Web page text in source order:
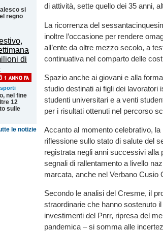
si
regno
nel fine
12
sulle
le notizie
di attività, sette quello dei 35 anni,
La ricorrenza del
inoltre l’occasione per rendere
all’ente da oltre mezzo secolo, a
continuativa nel comparto delle
Spazio anche ai giovani e alla
studio destinati ai figli dei lavoratori
studenti universitari e a venti
per i risultati ottenuti nel percorso
Accanto al momento celebrativo, la
riflessione sullo stato di salute del
registrata negli anni successivi alla
segnali di rallentamento a livello
marcata, anche nel Verbano Cusio
Secondo le analisi del Cresme, il
straordinarie che hanno sostenuto
investimenti del Pnrr, ripresa del
pandemica – si somma alle